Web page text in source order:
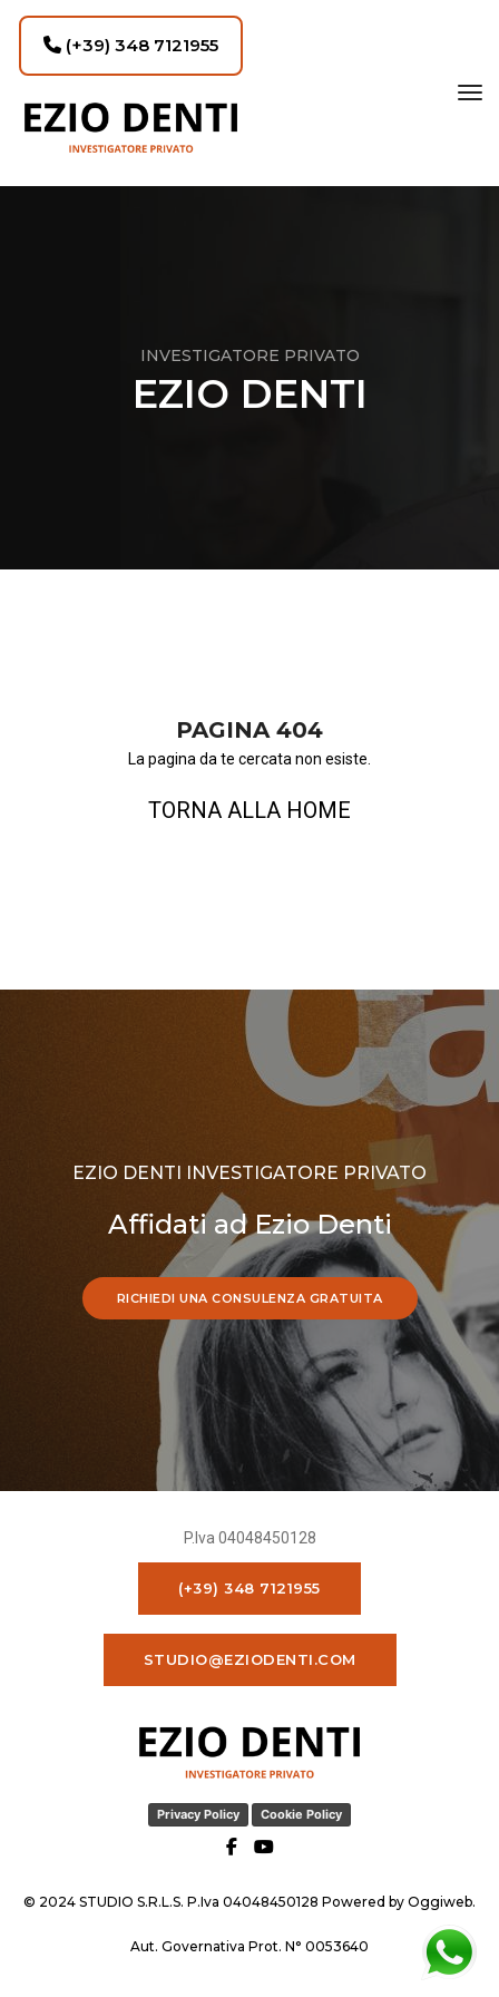
(+39) 348 7121955
INVESTIGATORE PRIVATO
EZIO DENTI
PAGINA 404
La pagina da te cercata non esiste.
TORNA ALLA HOME
EZIO DENTI INVESTIGATORE PRIVATO
Affidati ad Ezio Denti
RICHIEDI UNA CONSULENZA GRATUITA
P.Iva 04048450128
(+39) 348 7121955
STUDIO@EZIODENTI.COM
Privacy Policy Cookie Policy
© 2024 STUDIO S.R.L.S. P.Iva 04048450128 Powered by Oggiweb.
Aut. Governativa Prot. N° 0053640